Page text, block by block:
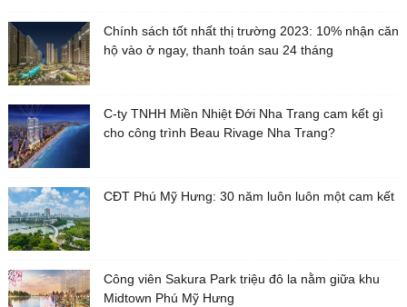
Chính sách tốt nhất thị trường 2023: 10% nhận căn
hộ vào ở ngay, thanh toán sau 24 tháng
C-ty TNHH Miền Nhiệt Đới Nha Trang cam kết gì
cho công trình Beau Rivage Nha Trang?
CĐT Phú Mỹ Hưng: 30 năm luôn luôn một cam kết
Công viên Sakura Park triệu đô la nằm giữa khu
Midtown Phú Mỹ Hưng